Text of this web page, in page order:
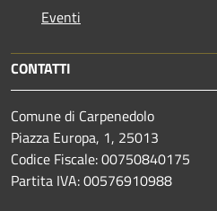
Eventi
CONTATTI
Comune di Carpenedolo
Piazza Europa, 1, 25013
Codice Fiscale: 00750840175
Partita IVA: 00576910988